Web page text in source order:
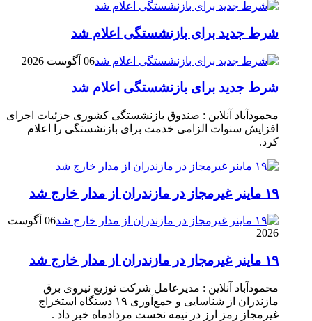
شرط جدید برای بازنشستگی اعلام شد
06 آگوست 2026
شرط جدید برای بازنشستگی اعلام شد
محمودآباد آنلاین : صندوق بازنشستگی کشوری جزئیات اجرای
افزایش سنوات الزامی خدمت برای بازنشستگی را اعلام
کرد.
۱۹ ماینر غیرمجاز در مازندران از مدار خارج شد
06 آگوست
2026
۱۹ ماینر غیرمجاز در مازندران از مدار خارج شد
محمودآباد آنلاین : مدیرعامل شرکت توزیع نیروی برق
مازندران از شناسایی و جمع‌آوری ۱۹ دستگاه استخراج
غیرمجاز رمز ارز در نیمه نخست مردادماه خبر داد .